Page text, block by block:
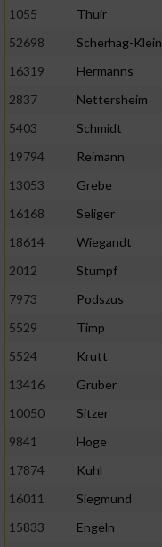
1055
Thuir
52698
Scherhag-Klein
16319
Hermanns
2837
Nettersheim
5403
Schmidt
19794
Reimann
13053
Grebe
16168
Seliger
18614
Wiegandt
2012
Stumpf
7973
Podszus
5529
Timp
5524
Krutt
13416
Gruber
10050
Sitzer
9841
Hoge
17874
Kuhl
16011
Siegmund
15833
Engeln